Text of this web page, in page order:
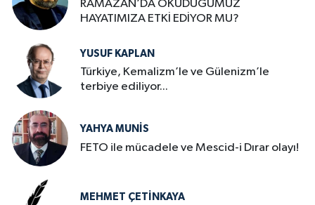
RAMAZAN’DA OKUDUĞUMUZ
HAYATIMIZA ETKİ EDİYOR MU?
YUSUF KAPLAN
Türkiye, Kemalizm’le ve Gülenizm’le
terbiye ediliyor...
YAHYA MUNIS
FETO ile mücadele ve Mescid-i Dırar olayı!
MEHMET ÇETINKAYA